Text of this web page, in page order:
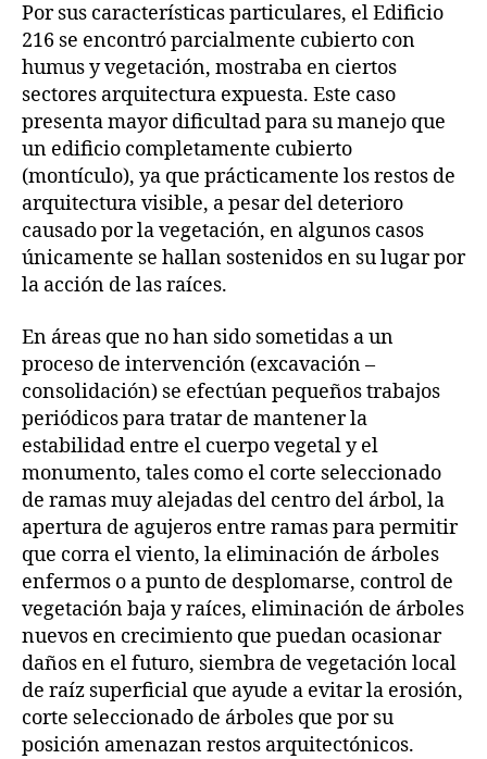
Por sus características particulares, el Edificio
216 se encontró parcialmente cubierto con
humus y vegetación, mostraba en ciertos
sectores arquitectura expuesta. Este caso
presenta mayor dificultad para su manejo que
un edificio completamente cubierto
(montículo), ya que prácticamente los restos de
arquitectura visible, a pesar del deterioro
causado por la vegetación, en algunos casos
únicamente se hallan sostenidos en su lugar por
la acción de las raíces.
En áreas que no han sido sometidas a un
proceso de intervención (excavación –
consolidación) se efectúan pequeños trabajos
periódicos para tratar de mantener la
estabilidad entre el cuerpo vegetal y el
monumento, tales como el corte seleccionado
de ramas muy alejadas del centro del árbol, la
apertura de agujeros entre ramas para permitir
que corra el viento, la eliminación de árboles
enfermos o a punto de desplomarse, control de
vegetación baja y raíces, eliminación de árboles
nuevos en crecimiento que puedan ocasionar
daños en el futuro, siembra de vegetación local
de raíz superficial que ayude a evitar la erosión,
corte seleccionado de árboles que por su
posición amenazan restos arquitectónicos.